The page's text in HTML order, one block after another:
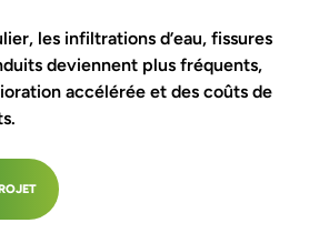
les infiltrations d’eau, fissures
deviennent plus fréquents,
accélérée et des coûts de